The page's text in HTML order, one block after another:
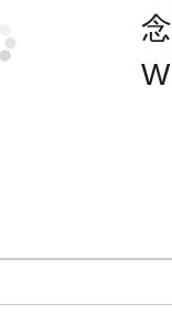
ーツ 1セッ
のもので
様ご自身